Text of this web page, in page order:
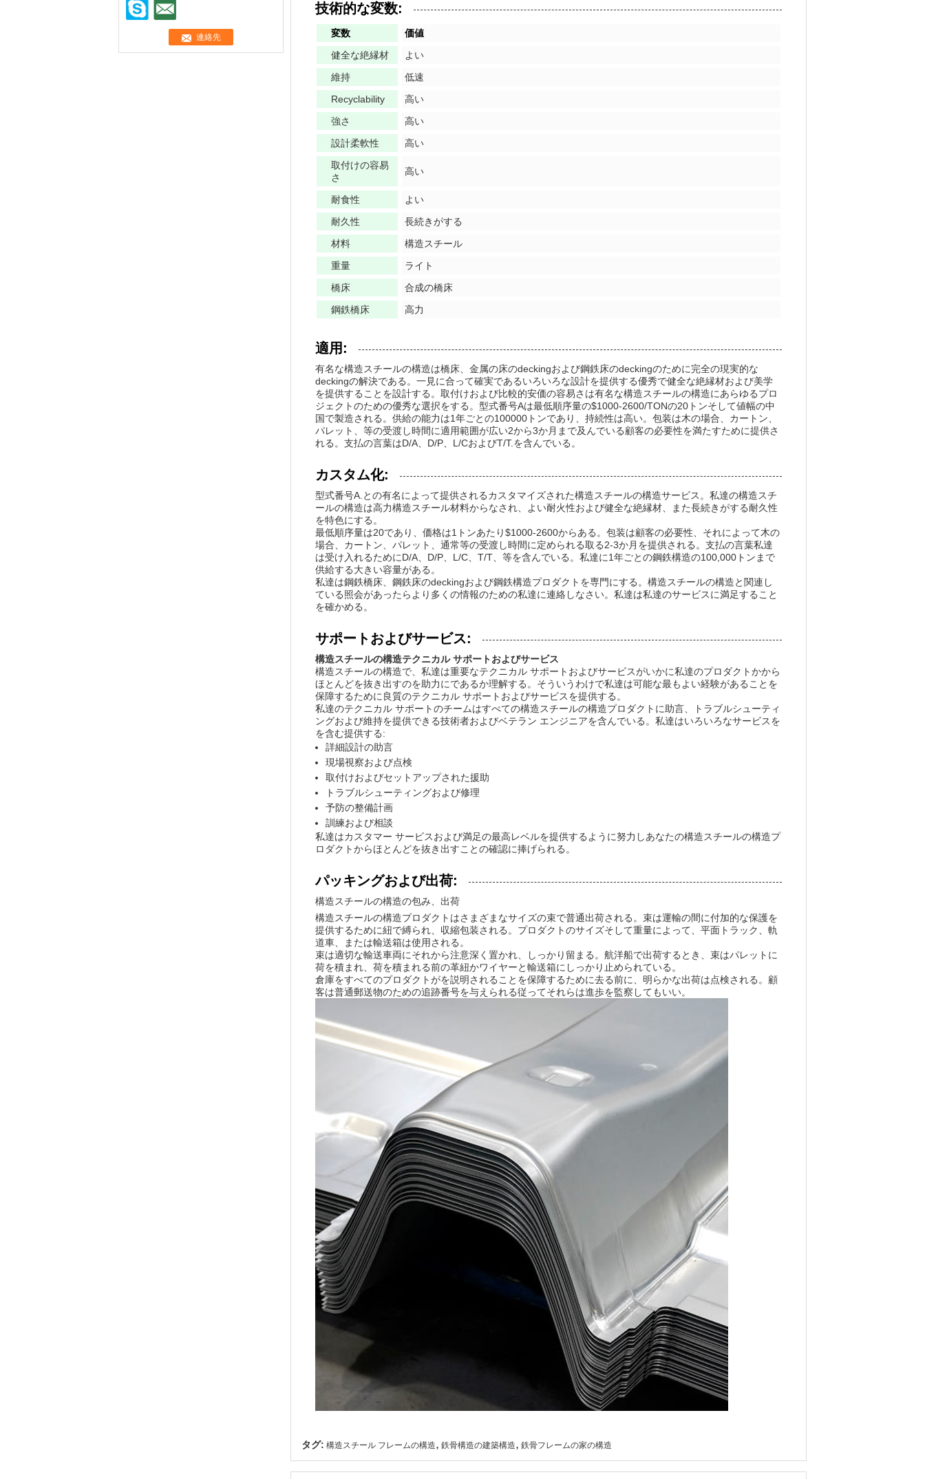
技術的な変数:
変数
価値
健全な絶縁材
よい
維持
低速
Recyclability
高い
強さ
高い
設計柔軟性
高い
取付けの容易
さ
高い
耐食性
よい
耐久性
長続きがする
材料
構造スチール
重量
ライト
橋床
合成の橋床
鋼鉄橋床
高力
適用:
有名な構造スチールの構造は橋床、金属の床のdeckingおよび鋼鉄床のdeckingのために完全の現実的な
deckingの解決である。一見に合って確実であるいろいろな設計を提供する優秀で健全な絶縁材および美学
を提供することを設計する。取付けおよび比較的安価の容易さは有名な構造スチールの構造にあらゆるプロ
ジェクトのための優秀な選択をする。型式番号Aは最低順序量の$1000-2600/TONの20トンそして値幅の中
国で製造される。供給の能力は1年ごとの100000トンであり、持続性は高い。包装は木の場合、カートン、
パレット、等の受渡し時間に適用範囲が広い2から3か月まで及んでいる顧客の必要性を満たすために提供さ
れる。支払の言葉はD/A、D/P、L/CおよびT/T.を含んでいる。
カスタム化:
型式番号A.との有名によって提供されるカスタマイズされた構造スチールの構造サービス。私達の構造スチ
ールの構造は高力構造スチール材料からなされ、よい耐火性および健全な絶縁材、また長続きがする耐久性
を特色にする。
最低順序量は20であり、価格は1トンあたり$1000-2600からある。包装は顧客の必要性、それによって木の
場合、カートン、パレット、通常等の受渡し時間に定められる取る2-3か月を提供される。支払の言葉私達
は受け入れるためにD/A、D/P、L/C、T/T、等を含んでいる。私達に1年ごとの鋼鉄構造の100,000トンまで
供給する大きい容量がある。
私達は鋼鉄橋床、鋼鉄床のdeckingおよび鋼鉄構造プロダクトを専門にする。構造スチールの構造と関連し
ている照会があったらより多くの情報のための私達に連絡しなさい。私達は私達のサービスに満足すること
を確かめる。
サポートおよびサービス:
構造スチールの構造テクニカル サポートおよびサービス
構造スチールの構造で、私達は重要なテクニカル サポートおよびサービスがいかに私達のプロダクトかから
ほとんどを抜き出すのを助力にであるか理解する。そういうわけで私達は可能な最もよい経験があることを
保障するために良質のテクニカル サポートおよびサービスを提供する。
私達のテクニカル サポートのチームはすべての構造スチールの構造プロダクトに助言、トラブルシューティ
ングおよび維持を提供できる技術者およびベテラン エンジニアを含んでいる。私達はいろいろなサービスを
を含む提供する:
詳細設計の助言
現場視察および点検
取付けおよびセットアップされた援助
トラブルシューティングおよび修理
予防の整備計画
訓練および相談
私達はカスタマー サービスおよび満足の最高レベルを提供するように努力しあなたの構造スチールの構造プ
ロダクトからほとんどを抜き出すことの確認に捧げられる。
パッキングおよび出荷:
構造スチールの構造の包み、出荷
構造スチールの構造プロダクトはさまざまなサイズの束で普通出荷される。束は運輸の間に付加的な保護を
提供するために紐で縛られ、収縮包装される。プロダクトのサイズそして重量によって、平面トラック、軌
道車、または輸送箱は使用される。
束は適切な輸送車両にそれから注意深く置かれ、しっかり留まる。航洋船で出荷するとき、束はパレットに
荷を積まれ、荷を積まれる前の革紐かワイヤーと輸送箱にしっかり止められている。
倉庫をすべてのプロダクトがを説明されることを保障するために去る前に、明らかな出荷は点検される。顧
客は普通郵送物のための追跡番号を与えられる従ってそれらは進歩を監察してもいい。
タグ: 構造スチール フレームの構造, 鉄骨構造の建築構造, 鉄骨フレームの家の構造